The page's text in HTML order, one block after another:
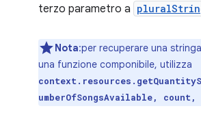
terzo parametro a
Nota:per recuperare una
una funzione componibile, utilizza
umberOfSongsAvailable, count,